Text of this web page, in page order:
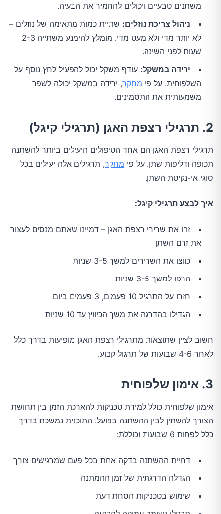
משתנים טבעיים ויכולים להחמיר את הבעיה.
ניהול צריכת נוזלים: שתיית כמות מתאימה של נוזלים –
לא יותר מדי ולא מעט מדי. מומלץ להימנע משתייה 2-3
שעות לפני השינה.
ירידה במשקל: עודף משקל יכול להפעיל לחץ נוסף על
השלפוחית. על פי מחקר, ירידה במשקל יכולה לשפר
משמעותית את התסמינים.
2. תרגילי רצפת האגן (תרגילי קיגל)
תרגילי רצפת האגן הם אחד הטיפולים היעילים ביותר להשתנה
תכופה ודליפות שתן. על פי מחקר, תרגילים אלה יעילים בכל
סוגי אי-נקיטת השתן.
איך לבצע תרגילי קיגל:
זהו את שרירי רצפת האגן – דמיינו שאתם מנסים לעצור
את זרם השתן
כווצו את השרירים למשך 3-5 שניות
הרפו למשך 3-5 שניות
חזרו על התרגיל 10 פעמים, 3 פעמים ביום
הגדילו בהדרגה את משך הכיווץ עד 10 שניות
חשוב לציין שתוצאות מתרגילי רצפת האגן מופיעות בדרך כלל
לאחר 4-6 שבועות של תרגול קבוע.
3. אימון שלפוחית
אימון שלפוחית כולל למידת טכניקות להארכת הזמן בין תחושת
הצורך להשתין לבין ההשתנה בפועל. התוכנית נמשכת בדרך
כלל לפחות 6 שבועות וכוללת:
דחיית ההשתנה בדקה אחת בכל פעם שמרגישים צורך
הגדלה הדרגתית של זמן ההמתנה
שימוש בטכניקות הסחת דעת